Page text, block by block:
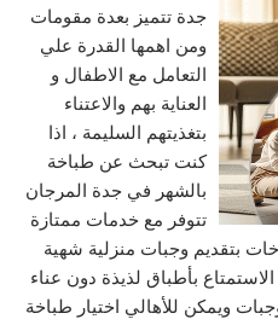
جدة تتميز بعدة مقومات
ومن اهمها القدرة علي
التعامل مع الاطفال و
العناية بهم والاعتناء
بتغذيتهم السليمة ، اذا
كنت تبحث عن طباخة
بالشهر في جدة المرجان
تتوفر مع خدمات ممتازة
بتقديم وجبات منزلية شهية
بأطباق لذيذة دون عناء
ويمكن للأهالي اختيار طباخة